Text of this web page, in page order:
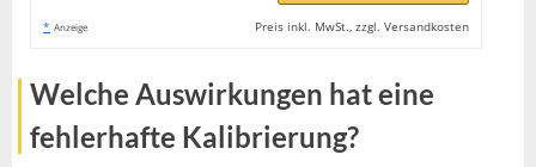
* Anzeige Preis inkl. MwSt., zzgl. Versandkosten
Welche Auswirkungen hat eine
fehlerhafte Kalibrierung?